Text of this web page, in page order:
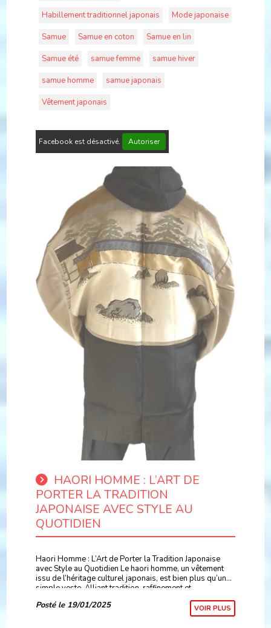
Habillement traditionnel japonais
Mode japonaise
Samue
Samue en coton
Samue en lin
Samue été
samue femme
samue hiver
samue homme
samue japonais
Vêtement japonais
Facebook est désactivé. Autoriser
HAORI HOMME : L’ART DE
PORTER LA TRADITION
JAPONAISE AVEC STYLE AU
QUOTIDIEN
Haori Homme : L’Art de Porter la Tradition Japonaise
avec Style au Quotidien Le haori homme, un vêtement
issu de l’héritage culturel japonais, est bien plus qu’une
simple veste. Alliant tradition, raffinement et...
Posté le 19/01/2025
VOIR PLUS